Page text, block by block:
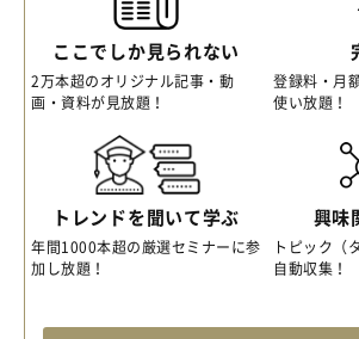
ここでしか見られない
2万本超のオリジナル記事・動
画・資料が見放題！
登録料・月
使い放題！
トレンドを聞いて学ぶ
年間1000本超の厳選セミナーに参
加し放題！
興味
トピック（
自動収集！